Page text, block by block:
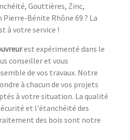
Gouttières, Zinc,
Pierre-Bénite Rhône 69 ? La
à votre service !
est expérimenté dans le
conseiller et vous
de vos travaux. Notre
à chacun de vos projets
à votre situation. La qualité
et l'étanchéité des
des bois sont notre